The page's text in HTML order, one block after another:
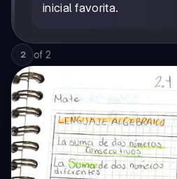
inicial favorita.
2 of 2